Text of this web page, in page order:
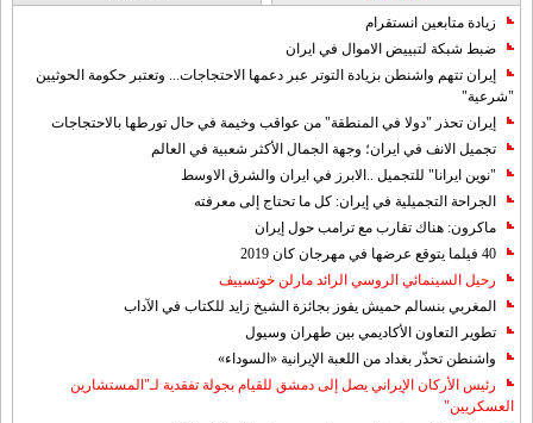
زيادة متابعين انستقرام
ضبط شبكة لتبييض الاموال في ايران
إيران تتهم واشنطن بزيادة التوتر عبر دعمها الاحتجاجات... وتعتبر حكومة الحوثيين
"شرعية"
إيران تحذر "دولا في المنطقة" من عواقب وخيمة في حال تورطها بالاحتجاجات
تجميل الانف في ايران؛ وجهة الجمال الأكثر شعبية في العالم
"نوين ايرانا" للتجميل ..الابرز في ايران والشرق الاوسط
الجراحة التجميلية في إيران: كل ما تحتاج إلى معرفته
ماكرون: هناك تقارب مع ترامب حول إيران
40 فيلما يتوقع عرضها في مهرجان كان 2019
رحيل السينمائي الروسي الرائد مارلن خوتسييف
المغربي بنسالم حميش يفوز بجائزة الشيخ زايد للكتاب في الآداب
تطوير التعاون الأكاديمي بين طهران وسيول
واشنطن تحذّر بغداد من اللعبة الإيرانية «السوداء»
رئيس الأركان الإيراني يصل إلى دمشق للقيام بجولة تفقدية لـ"المستشارين
العسكريين"